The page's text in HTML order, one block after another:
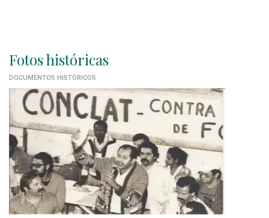
Fotos históricas
DOCUMENTOS HISTÓRICOS